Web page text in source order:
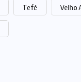
Tefé Velho